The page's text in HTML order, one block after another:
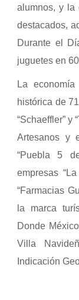
alumnos, y la
destacados,
Durante el
juguetes en
La
histórica de
“Schaeffler” y
Artesanos y
“Puebla 5
empresas
“Farmacias
la marca
Donde
Villa
Indicación